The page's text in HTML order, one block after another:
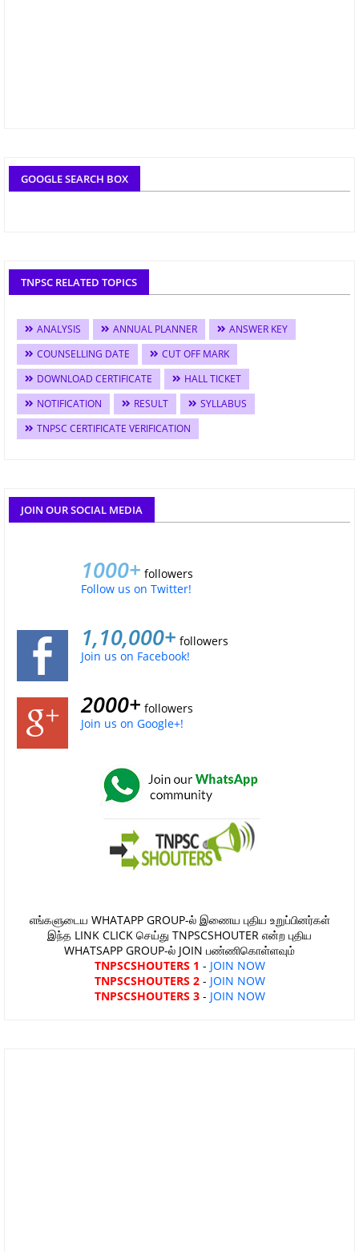
GOOGLE SEARCH BOX
TNPSC RELATED TOPICS
ANALYSIS ANNUAL PLANNER
ANSWER KEY
COUNSELLING DATE
CUT OFF MARK
DOWNLOAD CERTIFICATE
HALL TICKET
NOTIFICATION
RESULT
SYLLABUS
TNPSC CERTIFICATE VERIFICATION
JOIN OUR SOCIAL MEDIA
1000+ followers
Follow us on Twitter!
1,10,000+ followers
Join us on Facebook!
2000+ followers
Join us on Google+!
எங்களுடைய WHATAPP GROUP-ல் இணைய புதிய உறுப்பினர்கள்
இந்த LINK CLICK செய்து TNPSCSHOUTER என்ற புதிய
WHATSAPP GROUP-ல் JOIN பண்ணிகொள்ளவும்
TNPSCSHOUTERS 1 - JOIN NOW
TNPSCSHOUTERS 2- JOIN NOW
TNPSCSHOUTERS 3- JOIN NOW